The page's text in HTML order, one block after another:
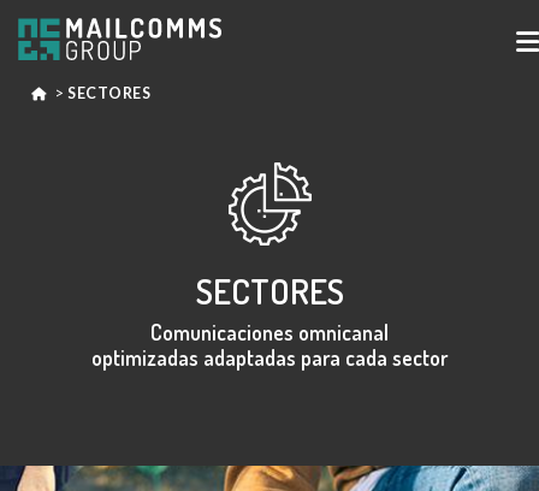
> SECTORES
SECTORES
Comunicaciones omnicanal
optimizadas adaptadas para cada sector